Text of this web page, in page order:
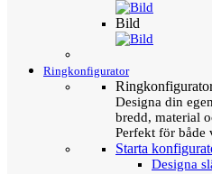
Bild
Ringkonfigurator
Designa din
bredd, material
Perfekt för
Starta
Designa